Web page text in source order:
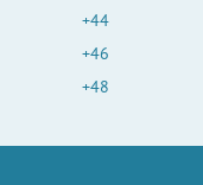
+44
+46
+48